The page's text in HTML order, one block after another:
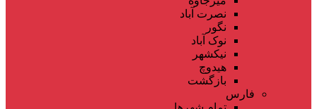
نصرت آباد
نگور
نوک آباد
نیکشهر
هیدوچ
بازگشت
فارس